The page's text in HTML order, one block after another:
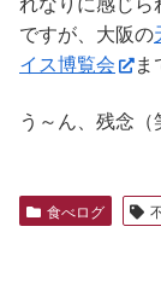
ですが、大阪の
イス博覧会
う～ん、残念（
食べログ